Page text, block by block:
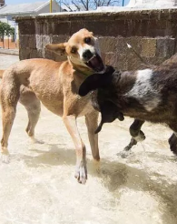
y sumideros
ciudad, entre ellos Jujuy
Dr. Maradona y
y Rochdale; Rochdale y
Yrigoyen y
y Chula Vista, casi San